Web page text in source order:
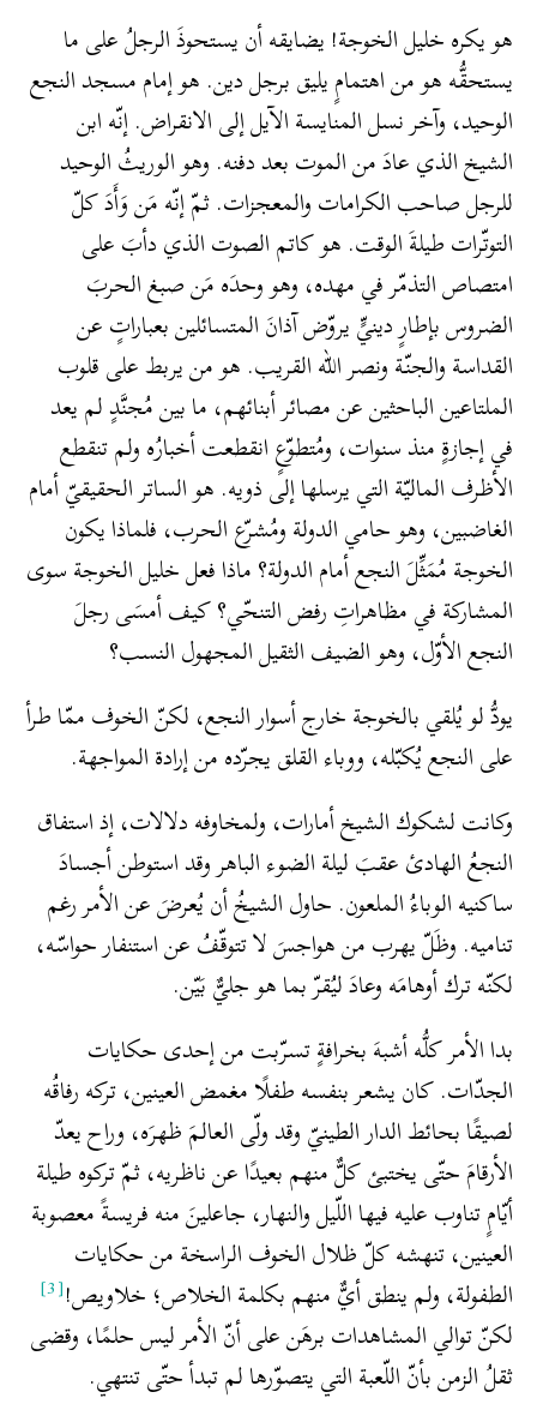
هو يكره خليل الخوجة! يضايقه أن يستحوذَ الرجلُ على ما
يستحقُّه هو من اهتمامٍ يليق برجل دين. هو إمام مسجد النجع
الوحيد، وآخر نسل المنايسة الآيل إلى الانقراض. إنّه ابن
الشيخ الذي عادَ من الموت بعد دفنه. وهو الوريثُ الوحيد
للرجل صاحب الكرامات والمعجزات. ثمّ إنّه مَن وَأَدَ كلّ
التوتّرات طيلةَ الوقت. هو كاتم الصوت الذي دأبَ على
امتصاص التذمّر في مهده، وهو وحدَه مَن صبغ الحربَ
الضروس بإطارٍ دينيٍّ يروّض آذانَ المتسائلين بعباراتٍ عن
القداسة والجنّة ونصر الله القريب. هو من يربط على قلوب
الملتاعين الباحثين عن مصائر أبنائهم، ما بين مُجنَّدٍ لم يعد
في إجازةٍ منذ سنوات، ومُتطوّعٍ انقطعت أخبارُه ولم تنقطع
الأظرف الماليّة التي يرسلها إلى ذويه. هو الساتر الحقيقيّ أمام
الغاضبين، وهو حامي الدولة ومُشرّع الحرب، فلماذا يكون
الخوجة مُمَثِّلَ النجع أمام الدولة؟ ماذا فعل خليل الخوجة سوى
المشاركة في مظاهراتِ رفض التنحّي؟ كيف أمسَى رجلَ
النجع الأوّل، وهو الضيف الثقيل المجهول النسب؟
يودُّ لو يُلقي بالخوجة خارج أسوار النجع، لكنّ الخوف ممّا طرأ
على النجع يُكبّله، ووباء القلق يجرّده من إرادة المواجهة.
وكانت لشكوك الشيخ أمارات، ولمخاوفه دلالات، إذ استفاق
النجعُ الهادئ عقبَ ليلة الضوء الباهر وقد استوطن أجسادَ
ساكنيه الوباءُ الملعون. حاول الشيخُ أن يُعرضَ عن الأمر رغم
تناميه. وظَلّ يهرب من هواجسَ لا تتوقّفُ عن استنفار حواسّه،
لكنّه ترك أوهامَه وعادَ ليُقرّ بما هو جليٌّ بَيّن.
بدا الأمر كلُّه أشبهَ بخرافةٍ تسرّبت من إحدى حكايات
الجدّات. كان يشعر بنفسه طفلًا مغمض العينين، تركه رفاقُه
لصيقًا بحائط الدار الطينيّ وقد ولّى العالمَ ظهرَه، وراح يعدّ
الأرقامَ حتّى يختبئ كلٌّ منهم بعيدًا عن ناظريه، ثمّ تركوه طيلة
أيّامٍ تناوب عليه فيها اللّيل والنهار، جاعلينَ منه فريسةً معصوبة
العينين، تنهشه كلّ ظلال الخوف الراسخة من حكايات
الطفولة، ولم ينطق أيٌّ منهم بكلمة الخلاص؛ خلاويص![3]
لكنّ توالي المشاهدات برهَن على أنّ الأمر ليس حلمًا، وقضى
ثقلُ الزمن بأنّ اللّعبة التي يتصوّرها لم تبدأ حتّى تنتهي.